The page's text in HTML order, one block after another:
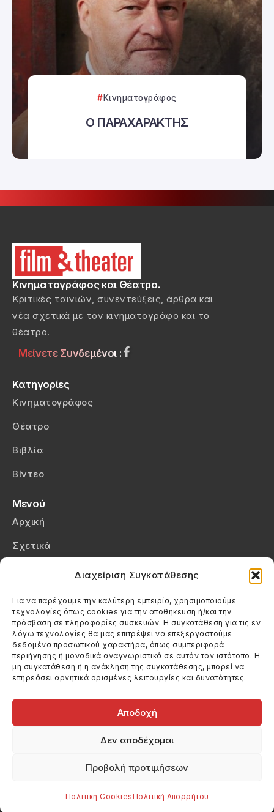
Διαχείριση Συγκατάθεσης
Για να παρέχουμε την καλύτερη εμπειρία, χρησιμοποιούμε
τεχνολογίες όπως cookies για την αποθήκευση ή/και την
πρόσβαση σε πληροφορίες συσκευών. Η συγκατάθεση για τις εν
λόγω τεχνολογίες θα μας επιτρέψει να επεξεργαστούμε
δεδομένα προσωπικού χαρακτήρα, όπως συμπεριφορά
περιήγησης ή μοναδικά αναγνωριστικά σε αυτόν τον ιστότοπο. Η
μη συγκατάθεση ή η ανάκληση της συγκατάθεσης, μπορεί να
επηρεάσει αρνητικά ορισμένες λειτουργίες και δυνατότητες.
Αποδοχή
Δεν αποδέχομαι
Προβολή προτιμήσεων
Πολιτική CookiesΠολιτική Απορρήτου
Κινηματογράφος
Ο ΠΑΡΑΧΑΡΑΚΤΗΣ
Κινηματογράφος και Θέατρο.
Κριτικές ταινιών, συνεντεύξεις, άρθρα και
νέα σχετικά με τον κινηματογράφο και το
θέατρο.
Μείνετε Συνδεμένοι :
Κατηγορίες
Κινηματογράφος
Θέατρο
Βιβλία
Βίντεο
Μενού
Αρχική
Σχετικά
Πολιτική Cookies (ΕΕ)
Στοιχεία Επικοινωνίας
Καλεσέ μας
(+30) 6974123481
Στείλε μας email
info@filmandtheater.gr
Copyright 2026 Filmandtheater / All rights reserved